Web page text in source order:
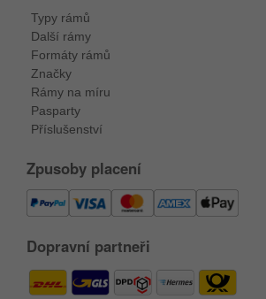
Typy rámů
Další rámy
Formáty rámů
Značky
Rámy na míru
Pasparty
Příslušenství
Zpusoby placení
Dopravní partneři